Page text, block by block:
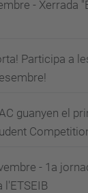
- Xerrada
Participa a
guanyen el
- 1a
l'ETSEIB